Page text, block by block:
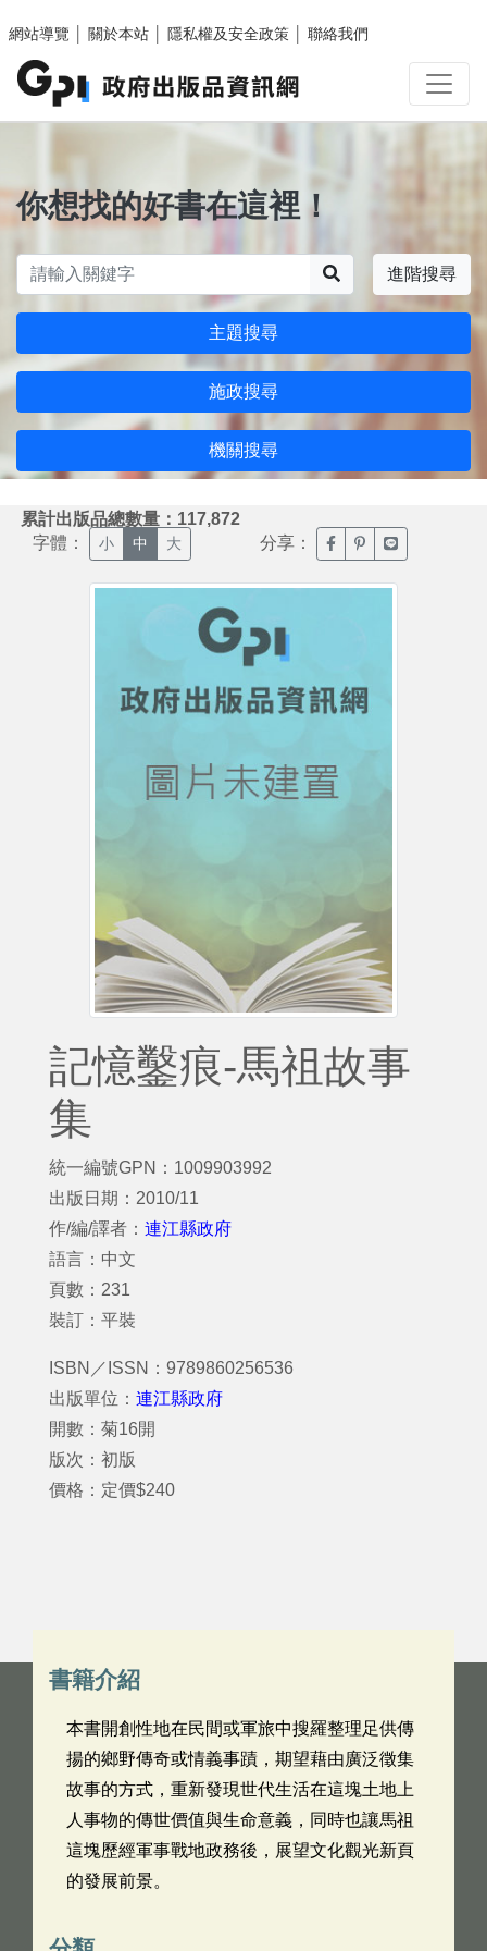
網站導覽
關於本站 隱私權及安全政策 聯絡我們
你想找的好書在這裡！
進階搜尋
主題搜尋
施政搜尋
機關搜尋
累計出版品總數量：117,872
字體： 小 中 大 分享： 臉書分享(另開新視窗)
噗浪分享(另開新
Line分享(另
記憶鑿痕-馬祖故事
集
統一編號GPN：1009903992
出版日期：2010/11
作/編/譯者： 連江縣政府
語言：中文
頁數：231
裝訂：平裝
ISBN／ISSN：9789860256536
出版單位： 連江縣政府
開數：菊16開
版次：初版
價格：定價$240
書籍介紹
本書開創性地在民間或軍旅中搜羅整理足供傳
揚的鄉野傳奇或情義事蹟，期望藉由廣泛徵集
故事的方式，重新發現世代生活在這塊土地上
人事物的傳世價值與生命意義，同時也讓馬祖
這塊歷經軍事戰地政務後，展望文化觀光新頁
的發展前景。